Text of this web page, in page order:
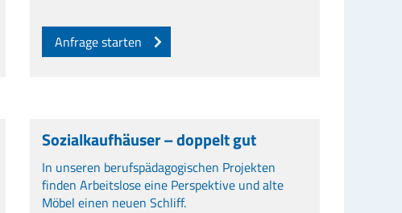
Anfrage starten
Sozialkaufhäuser – doppelt gut
In unseren berufspädagogischen Projekten
finden Arbeitslose eine Perspektive und alte
Möbel einen neuen Schliff.